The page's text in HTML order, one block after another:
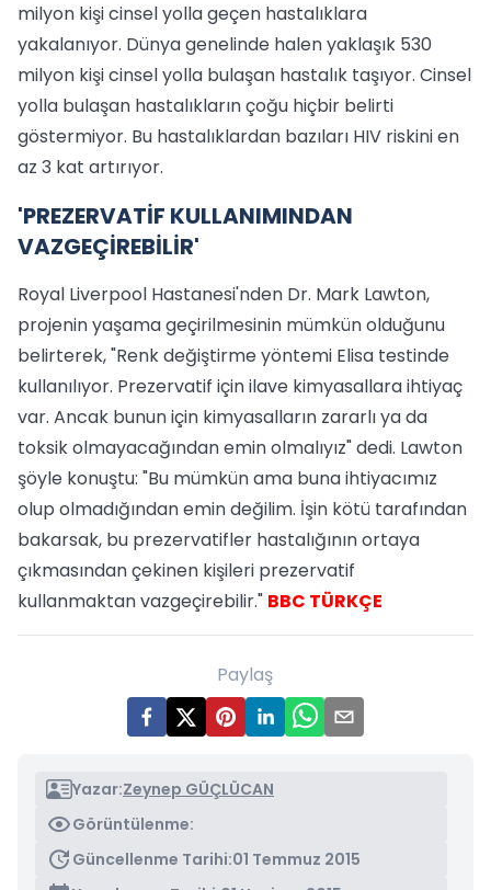
milyon kişi cinsel yolla geçen hastalıklara
yakalanıyor. Dünya genelinde halen yaklaşık 530
milyon kişi cinsel yolla bulaşan hastalık taşıyor. Cinsel
yolla bulaşan hastalıkların çoğu hiçbir belirti
göstermiyor. Bu hastalıklardan bazıları HIV riskini en
az 3 kat artırıyor.
'PREZERVATİF KULLANIMINDAN
VAZGEÇİREBİLİR'
Royal Liverpool Hastanesi'nden Dr. Mark Lawton,
projenin yaşama geçirilmesinin mümkün olduğunu
belirterek, "Renk değiştirme yöntemi Elisa testinde
kullanılıyor. Prezervatif için ilave kimyasallara ihtiyaç
var. Ancak bunun için kimyasalların zararlı ya da
toksik olmayacağından emin olmalıyız" dedi. Lawton
şöyle konuştu: "Bu mümkün ama buna ihtiyacımız
olup olmadığından emin değilim. İşin kötü tarafından
bakarsak, bu prezervatifler hastalığının ortaya
çıkmasından çekinen kişileri prezervatif
kullanmaktan vazgeçirebilir." BBC TÜRKÇE
Paylaş
Yazar:Zeynep GÜÇLÜCAN
Görüntülenme:
Güncellenme Tarihi:01 Temmuz 2015